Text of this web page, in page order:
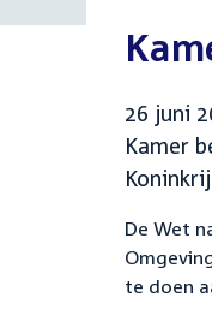
26 juni
Kamer
De Wet
te doen